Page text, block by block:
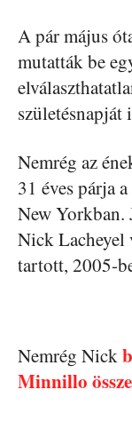
A pár május
mutatták be
születésnapját
Nemrég az
31 éves párja
New Yorkban.
Nick Lacheyel
tartott, 2005-
Nemrég Nick
Minnillo